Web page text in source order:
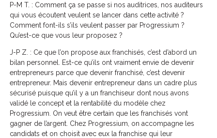
P-M T. : Comment ça se passe si nos auditrices, nos auditeurs
qui vous écoutent veulent se lancer dans cette activité ?
Comment font-ils s’ils veulent passer par Progressium ?
Qu’est-ce que vous leur proposez ?
J-P Z. : Ce que l’on propose aux franchisés, c’est d’abord un
bilan personnel. Est-ce qu’ils ont vraiment envie de devenir
entrepreneurs parce que devenir franchisé, c’est devenir
entrepreneur. Mais devenir entrepreneur dans un cadre plus
sécurisé puisque qu’il y a un franchiseur dont nous avons
validé le concept et la rentabilité du modèle chez
Progressium. On veut être certain que les franchisés vont
gagner de l’argent. Chez Progressium, on accompagne les
candidats et on choisit avec eux la franchise qui leur